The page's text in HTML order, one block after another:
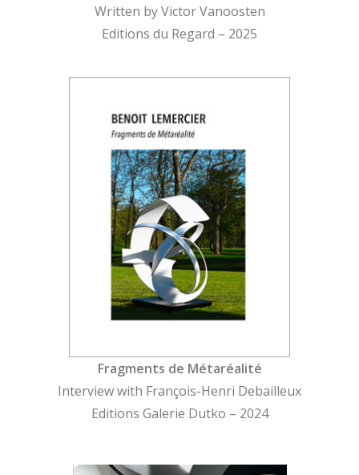
Written by Victor Vanoosten
Editions du Regard – 2025
Fragments de Métaréalité
Interview with François-Henri Debailleux
Editions Galerie Dutko – 2024